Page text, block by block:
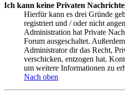
Ich kann keine Privaten
Hierfür kann es drei Gründe
registriert und / oder nicht
Administration hat Private
Forum ausgeschaltet.
Administrator dir das Recht,
verschicken, entzogen hat.
um weitere Informationen zu
Nach oben